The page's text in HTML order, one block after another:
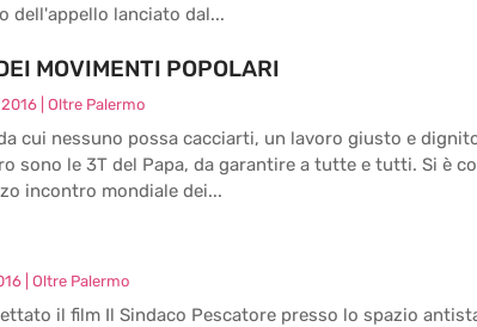
dell'appello lanciato dal...
MOVIMENTI POPOLARI
Oltre Palermo
cui nessuno possa cacciarti, un lavoro giusto e
sono le 3T del Papa, da garantire a tutte e tutti. Si è
incontro mondiale dei...
Oltre Palermo
il film Il Sindaco Pescatore presso lo spazio